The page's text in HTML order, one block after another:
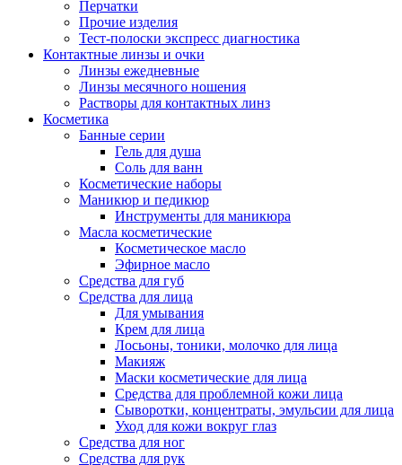
Перчатки
Прочие изделия
Тест-полоски экспресс диагностика
Контактные линзы и очки
Линзы ежедневные
Линзы месячного ношения
Растворы для контактных линз
Косметика
Банные серии
Гель для душа
Соль для ванн
Косметические наборы
Маникюр и педикюр
Инструменты для маникюра
Масла косметические
Косметическое масло
Эфирное масло
Средства для губ
Средства для лица
Для умывания
Крем для лица
Лосьоны, тоники, молочко для лица
Макияж
Маски косметические для лица
Средства для проблемной кожи лица
Сыворотки, концентраты, эмульсии для лица
Уход для кожи вокруг глаз
Средства для ног
Средства для рук